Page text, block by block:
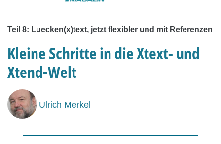
Teil 8: Luecken(x)text, jetzt flexibler und mit Referenzen
Kleine Schritte in die Xtext- und
Xtend-Welt
Ulrich Merkel